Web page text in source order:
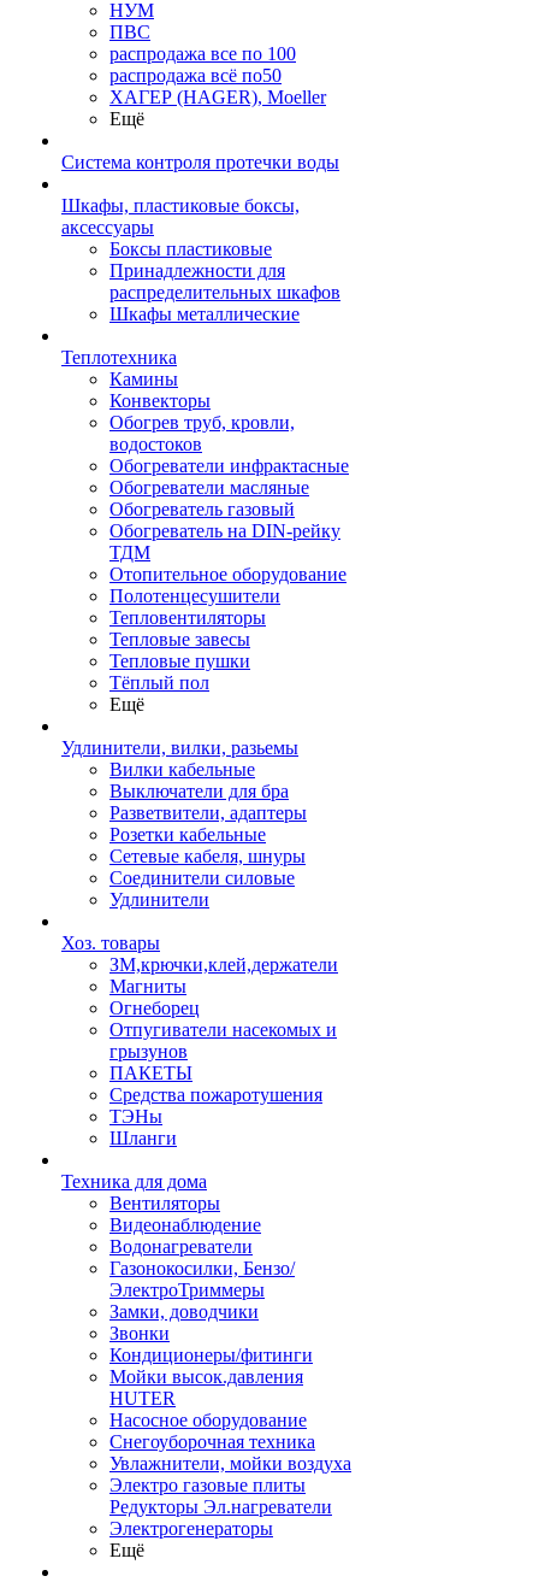
НУМ
ПВС
распродажа все по 100
распродажа всё по50
ХАГЕР (HAGER), Moeller
Ещё
Система контроля протечки воды
Шкафы, пластиковые боксы,
аксессуары
Боксы пластиковые
Принадлежности для
распределительных шкафов
Шкафы металлические
Теплотехника
Камины
Конвекторы
Обогрев труб, кровли,
водостоков
Обогреватели инфрактасные
Обогреватели масляные
Обогреватель газовый
Обогреватель на DIN-рейку
ТДМ
Отопительное оборудование
Полотенцесушители
Тепловентиляторы
Тепловые завесы
Тепловые пушки
Тёплый пол
Ещё
Удлинители, вилки, разьемы
Вилки кабельные
Выключатели для бра
Разветвители, адаптеры
Розетки кабельные
Сетевые кабеля, шнуры
Соединители силовые
Удлинители
Хоз. товары
ЗМ,крючки,клей,держатели
Магниты
Огнеборец
Отпугиватели насекомых и
грызунов
ПАКЕТЫ
Средства пожаротушения
ТЭНы
Шланги
Техника для дома
Вентиляторы
Видеонаблюдение
Водонагреватели
Газонокосилки, Бензо/
ЭлектроТриммеры
Замки, доводчики
Звонки
Кондиционеры/фитинги
Мойки высок.давления
HUTER
Насосное оборудование
Снегоуборочная техника
Увлажнители, мойки воздуха
Электро газовые плиты
Редукторы Эл.нагреватели
Электрогенераторы
Ещё